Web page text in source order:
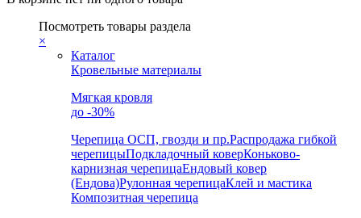
Посмотреть товары раздела
×
Каталог
Кровельные материалы
Мягкая кровля
до -30%
Черепица ОСП, гвозди и пр.Распродажа гибкой
черепицыПодкладочный коверКоньково-
карнизная черепицаЕндовый ковер
(Ендова)Рулонная черепицаКлей и мастика
Композитная черепица